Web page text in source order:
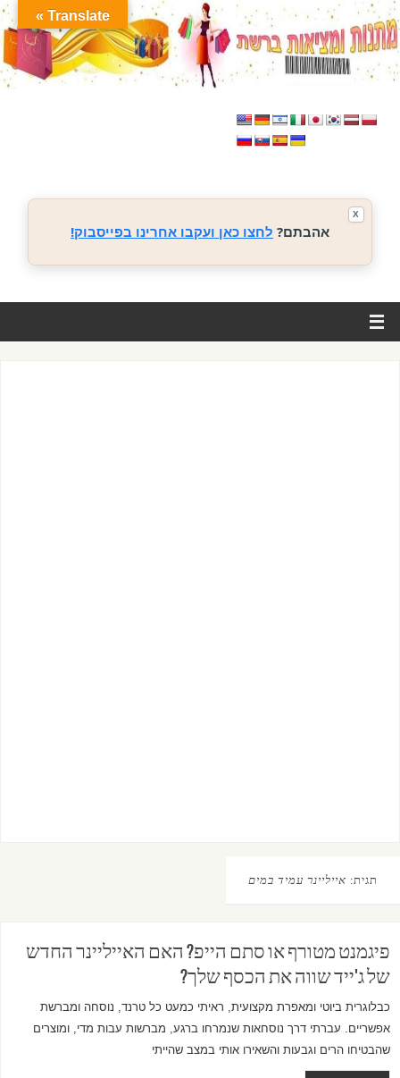
אהבתם? לחצו כאן ועקבו אחרינו בפייסבוק!
X
תגית: אייליינר עמיד במים
פיגמנט מטורף או סתם הייפ? האם האייליינר החדש
של ג'ייד שווה את הכסף שלך?
כבלוגרית ביוטי ומאפרת מקצועית, ראיתי כמעט כל טרנד, נוסחה ומברשת
אפשריים. עברתי דרך נוסחאות שנמרחו ברגע, מברשות עבות מדי, ומוצרים
שהבטיחו הרים וגבעות והשאירו אותי במצב שהייתי
Translate »